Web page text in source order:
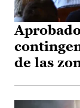
de las